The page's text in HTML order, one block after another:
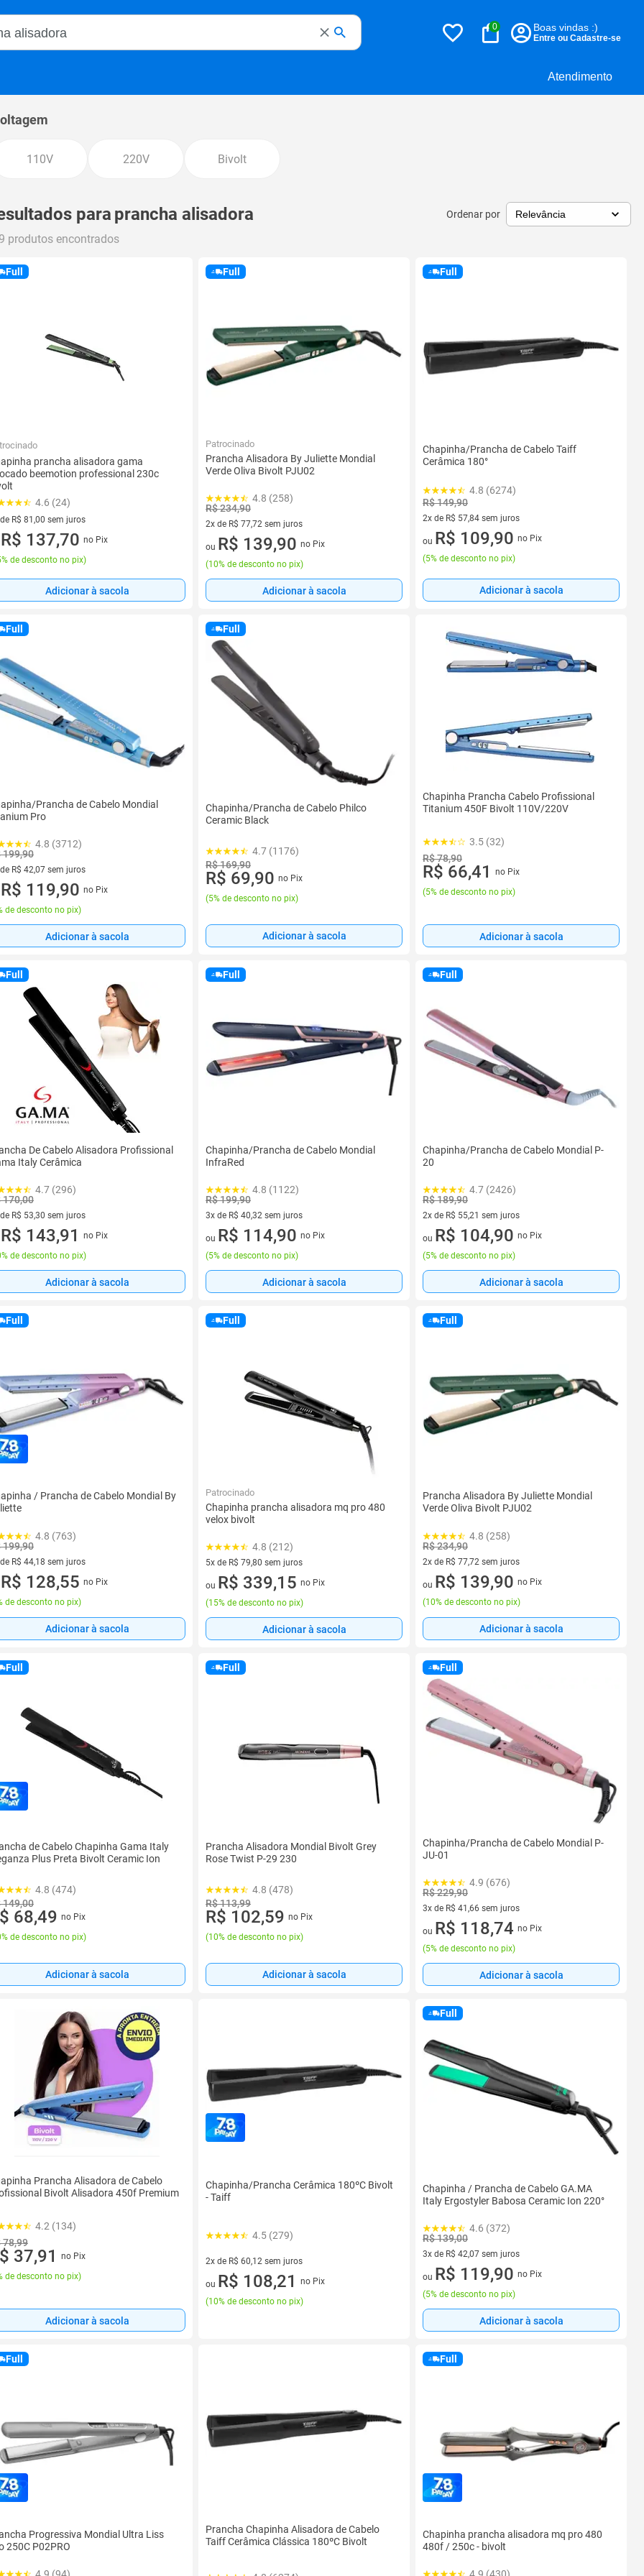
Atendimento
Magalu
0 Boas vindas :)
Entre ou Cadastre-se
110V 220V Bivolt
para prancha alisadora Ordenar por
produtos encontrados
Full
prancha alisadora gama
beemotion professional 230c
4.6 (24)
R$ 81,00 sem juros
de R$ 81,00 sem juros
R$ 137,70 no Pix
de desconto no pix)
Adicionar à sacola
Full
Patrocinado
Prancha Alisadora By Juliette Mondial
Verde Oliva Bivolt PJU02
4.8 (258)
R$ 234,90
2x de R$ 77,72 sem juros
2 vez de R$ 77,72 sem juros
ou R$ 139,90 no Pix
(10% de desconto no pix)
Adicionar à sacola
Full
Chapinha/Prancha de Cabelo Taiff
Cerâmica 180°
4.8 (6274)
R$ 149,90
2x de R$ 57,84 sem juros
2 vez de R$ 57,84 sem juros
ou R$ 109,90 no Pix
(5% de desconto no pix)
Adicionar à sacola
Full
Prancha de Cabelo Mondial
Pro
4.8 (3712)
199,90
R$ 42,07 sem juros
de R$ 42,07 sem juros
R$ 119,90 no Pix
de desconto no pix)
Adicionar à sacola
Full
Chapinha/Prancha de Cabelo Philco
Ceramic Black
4.7 (1176)
R$ 169,90
R$ 69,90 no Pix
(5% de desconto no pix)
Adicionar à sacola
Chapinha Prancha Cabelo Profissional
Titanium 450F Bivolt 110V/220V
3.5 (32)
R$ 78,90
R$ 66,41
no Pix
(5% de desconto no pix)
Adicionar à sacola
Full
De Cabelo Alisadora Profissional
Italy Cerâmica
4.7 (296)
170,00
R$ 53,30 sem juros
de R$ 53,30 sem juros
R$ 143,91
no Pix
de desconto no pix)
Adicionar à sacola
Full
Chapinha/Prancha de Cabelo Mondial
InfraRed
4.8 (1122)
R$ 199,90
3x de R$ 40,32 sem juros
3 vez de R$ 40,32 sem juros
ou R$ 114,90 no Pix
(5% de desconto no pix)
Adicionar à sacola
Full
Chapinha/Prancha de Cabelo Mondial P-
20
4.7 (2426)
R$ 189,90
2x de R$ 55,21 sem juros
2 vez de R$ 55,21 sem juros
ou R$ 104,90 no Pix
(5% de desconto no pix)
Adicionar à sacola
Full
/ Prancha de Cabelo Mondial By
4.8 (763)
199,90
R$ 44,18 sem juros
de R$ 44,18 sem juros
R$ 128,55 no Pix
de desconto no pix)
Adicionar à sacola
Full
Patrocinado
Chapinha prancha alisadora mq pro 480
velox bivolt
4.8 (212)
5x de R$ 79,80 sem juros
5 vez de R$ 79,80 sem juros
ou R$ 339,15 no Pix
(15% de desconto no pix)
Adicionar à sacola
Full
Prancha Alisadora By Juliette Mondial
Verde Oliva Bivolt PJU02
4.8 (258)
R$ 234,90
2x de R$ 77,72 sem juros
2 vez de R$ 77,72 sem juros
ou R$ 139,90 no Pix
(10% de desconto no pix)
Adicionar à sacola
Full
de Cabelo Chapinha Gama Italy
Plus Preta Bivolt Ceramic Ion
4.8 (474)
149,00
68,49 no Pix
de desconto no pix)
Adicionar à sacola
Full
Prancha Alisadora Mondial Bivolt Grey
Rose Twist P-29 230
4.8 (478)
R$ 113,99
R$ 102,59 no Pix
(10% de desconto no pix)
Adicionar à sacola
Full
Chapinha/Prancha de Cabelo Mondial P-
JU-01
4.9 (676)
R$ 229,90
3x de R$ 41,66 sem juros
3 vez de R$ 41,66 sem juros
ou R$ 118,74 no Pix
(5% de desconto no pix)
Adicionar à sacola
Prancha Alisadora de Cabelo
Bivolt Alisadora 450f Premium
4.2 (134)
78,99
37,91
no Pix
de desconto no pix)
Adicionar à sacola
Chapinha/Prancha Cerâmica 180ºC Bivolt
- Taiff
4.5 (279)
2x de R$ 60,12 sem juros
2 vez de R$ 60,12 sem juros
ou R$ 108,21
no Pix
(10% de desconto no pix)
Full
Chapinha / Prancha de Cabelo GA.MA
Italy Ergostyler Babosa Ceramic Ion 220°
4.6 (372)
R$ 139,00
3x de R$ 42,07 sem juros
3 vez de R$ 42,07 sem juros
ou R$ 119,90 no Pix
(5% de desconto no pix)
Adicionar à sacola
Full
Progressiva Mondial Ultra Liss
250C P02PRO
Prancha Chapinha Alisadora de Cabelo
Taiff Cerâmica Clássica 180ºC Bivolt
Full
Chapinha prancha alisadora mq pro 480
480f / 250c - bivolt